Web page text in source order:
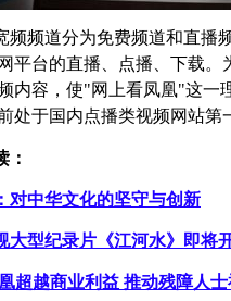
频频道分为免费频道和直播
平台的直播、点播、下载。
内容，使"网上看凤凰"这一
处于国内点播类视频网站第
：
对中华文化的坚守与创新
大型纪录片《江河水》即将
超越商业利益 推动残障人